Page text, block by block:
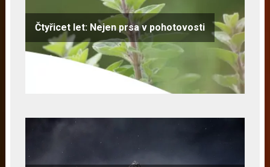
Čtyřicet let: Nejen prsa v pohotovosti